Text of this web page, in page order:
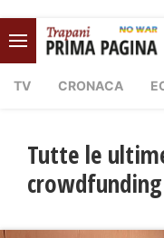
TV CRONACA
Tutte le
crowdfunding